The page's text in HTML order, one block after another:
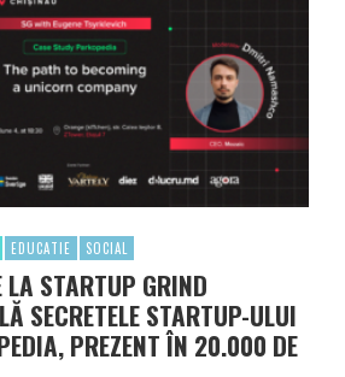
EDUCATIE SOCIAL
STARTUP GRIND
SECRETELE STARTUP-ULUI
PREZENT ÎN 20.000 DE